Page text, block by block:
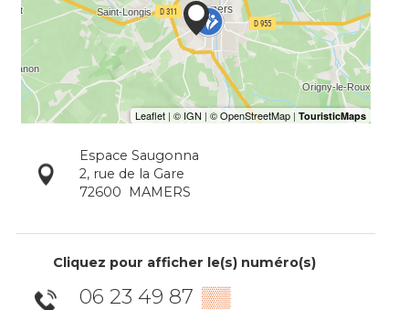
Espace Saugonna
2, rue de la Gare
72600
MAMERS
Cliquez pour afficher le(s) numéro(s)
06 23 49 87 ▒▒